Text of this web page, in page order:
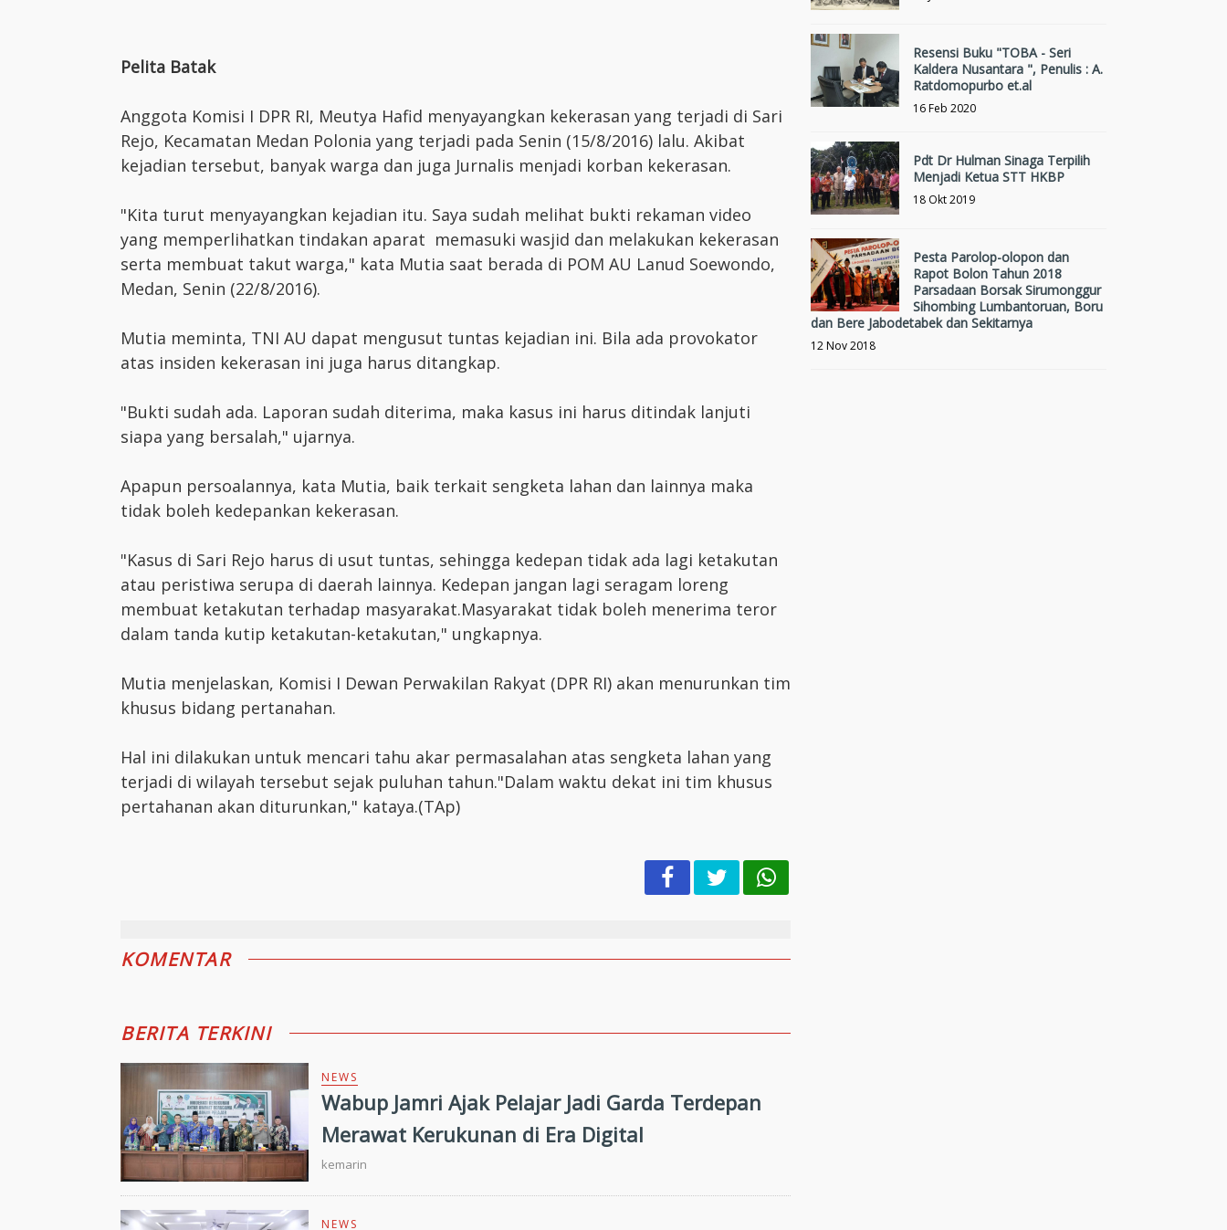
Pelita Batak
Anggota Komisi I DPR RI, Meutya Hafid menyayangkan kekerasan yang terjadi di Sari
Rejo, Kecamatan Medan Polonia yang terjadi pada Senin (15/8/2016) lalu. Akibat
kejadian tersebut, banyak warga dan juga Jurnalis menjadi korban kekerasan.
"Kita turut menyayangkan kejadian itu. Saya sudah melihat bukti rekaman video
yang memperlihatkan tindakan aparat memasuki wasjid dan melakukan kekerasan
serta membuat takut warga," kata Mutia saat berada di POM AU Lanud Soewondo,
Medan, Senin (22/8/2016).
Mutia meminta, TNI AU dapat mengusut tuntas kejadian ini. Bila ada provokator
atas insiden kekerasan ini juga harus ditangkap.
"Bukti sudah ada. Laporan sudah diterima, maka kasus ini harus ditindak lanjuti
siapa yang bersalah," ujarnya.
Apapun persoalannya, kata Mutia, baik terkait sengketa lahan dan lainnya maka
tidak boleh kedepankan kekerasan.
"Kasus di Sari Rejo harus di usut tuntas, sehingga kedepan tidak ada lagi ketakutan
atau peristiwa serupa di daerah lainnya. Kedepan jangan lagi seragam loreng
membuat ketakutan terhadap masyarakat.Masyarakat tidak boleh menerima teror
dalam tanda kutip ketakutan-ketakutan," ungkapnya.
Mutia menjelaskan, Komisi I Dewan Perwakilan Rakyat (DPR RI) akan menurunkan tim
khusus bidang pertanahan.
Hal ini dilakukan untuk mencari tahu akar permasalahan atas sengketa lahan yang
terjadi di wilayah tersebut sejak puluhan tahun."Dalam waktu dekat ini tim khusus
pertahanan akan diturunkan," kataya.(TAp)
KOMENTAR
BERITA TERKINI
NEWS
Wabup Jamri Ajak Pelajar Jadi Garda Terdepan
Merawat Kerukunan di Era Digital
kemarin
NEWS
Resensi Buku "TOBA - Seri
Kaldera Nusantara ", Penulis : A.
Ratdomopurbo et.al
16 Feb 2020
Pdt Dr Hulman Sinaga Terpilih
Menjadi Ketua STT HKBP
18 Okt 2019
Pesta Parolop-olopon dan
Rapot Bolon Tahun 2018
Parsadaan Borsak Sirumonggur
Sihombing Lumbantoruan, Boru
dan Bere Jabodetabek dan Sekitarnya
12 Nov 2018